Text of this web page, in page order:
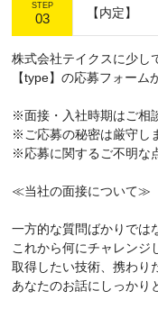
STEP
03 【内定】
株式会社テイクスに少し
【type】の応募フォーム
※面接・入社時期はご相
※ご応募の秘密は厳守し
※応募に関するご不明な
≪当社の面接について≫
一方的な質問ばかりでは
これから何にチャレンジ
取得したい技術、携わり
あなたのお話にしっかり